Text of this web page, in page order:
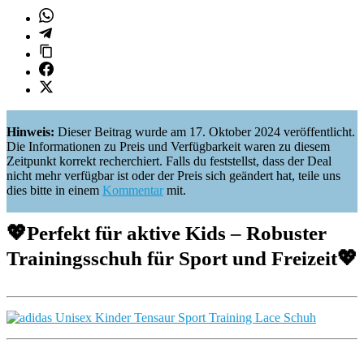
Hinweis: Dieser Beitrag wurde am 17. Oktober 2024 veröffentlicht.
Die Informationen zu Preis und Verfügbarkeit waren zu diesem
Zeitpunkt korrekt recherchiert. Falls du feststellst, dass der Deal
nicht mehr verfügbar ist oder der Preis sich geändert hat, teile uns
dies bitte in einem Kommentarmit.
💖Perfekt für aktive Kids – Robuster
Trainingsschuh für Sport und Freizeit💖